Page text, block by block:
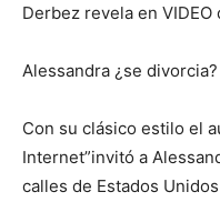
Derbez revela en
Alessandra ¿se divorcia?
Con su clásico estilo el
Internet”invitó a
calles de Estados